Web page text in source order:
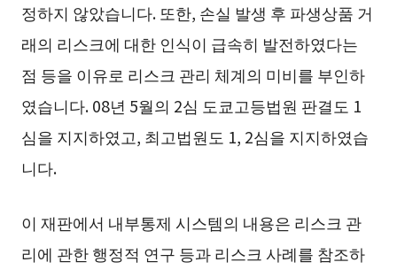
정하지 않았습니다. 또한, 손실 발생 후 파생상품 거
래의 리스크에 대한 인식이 급속히 발전하였다는
점 등을 이유로 리스크 관리 체계의 미비를 부인하
였습니다. 08년 5월의 2심 도쿄고등법원 판결도 1
심을 지지하였고, 최고법원도 1, 2심을 지지하였습
니다.
이 재판에서 내부통제 시스템의 내용은 리스크 관
리에 관한 행정적 연구 등과 리스크 사례를 참조하